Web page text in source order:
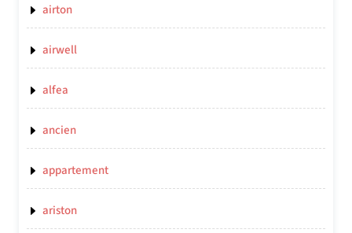
airton
airwell
alfea
ancien
appartement
ariston